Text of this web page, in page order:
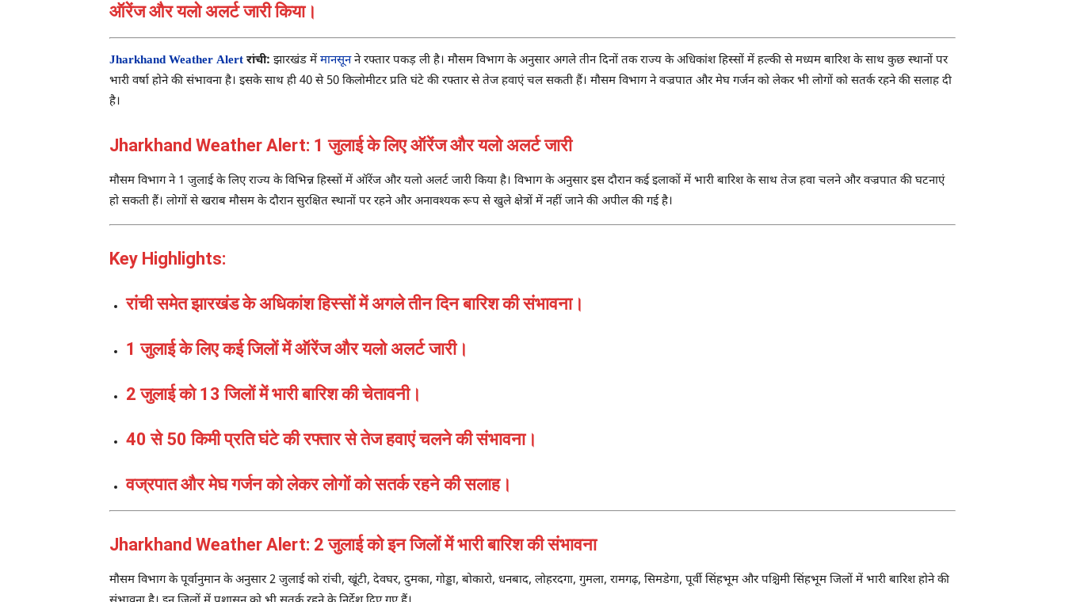
ऑरेंज और यलो अलर्ट जारी किया।
Jharkhand Weather Alert रांची: झारखंड मेंमानसूनने रफ्तार पकड़ ली है। मौसम विभाग के अनुसार अगले तीन दिनों तक राज्य के अधिकांश हिस्सों में हल्की से मध्यम बारिश के साथ कुछ स्थानों पर
भारी वर्षा होने की संभावना है। इसके साथ ही 40 से 50 किलोमीटर प्रति घंटे की रफ्तार से तेज हवाएं चल सकती हैं। मौसम विभाग ने वज्रपात और मेघ गर्जन को लेकर भी लोगों को सतर्क रहने की सलाह दी
है।
Jharkhand Weather Alert: 1 जुलाई के लिए ऑरेंज और यलो अलर्ट जारी
मौसम विभाग ने 1 जुलाई के लिए राज्य के विभिन्न हिस्सों में ऑरेंज और यलो अलर्ट जारी किया है। विभाग के अनुसार इस दौरान कई इलाकों में भारी बारिश के साथ तेज हवा चलने और वज्रपात की घटनाएं
हो सकती हैं। लोगों से खराब मौसम के दौरान सुरक्षित स्थानों पर रहने और अनावश्यक रूप से खुले क्षेत्रों में नहीं जाने की अपील की गई है।
Key Highlights:
रांची समेत झारखंड के अधिकांश हिस्सों में अगले तीन दिन बारिश की संभावना।
1 जुलाई के लिए कई जिलों में ऑरेंज और यलो अलर्ट जारी।
2 जुलाई को 13 जिलों में भारी बारिश की चेतावनी।
40 से 50 किमी प्रति घंटे की रफ्तार से तेज हवाएं चलने की संभावना।
वज्रपात और मेघ गर्जन को लेकर लोगों को सतर्क रहने की सलाह।
Jharkhand Weather Alert: 2 जुलाई को इन जिलों में भारी बारिश की संभावना
मौसम विभाग के पूर्वानुमान के अनुसार 2 जुलाई को रांची, खूंटी, देवघर, दुमका, गोड्डा, बोकारो, धनबाद, लोहरदगा, गुमला, रामगढ़, सिमडेगा, पूर्वी सिंहभूम और पश्चिमी सिंहभूम जिलों में भारी बारिश होने की